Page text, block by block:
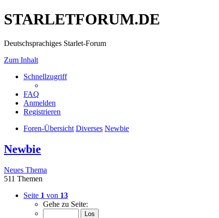
STARLETFORUM.DE
Deutschsprachiges Starlet-Forum
Zum Inhalt
Schnellzugriff
FAQ
Anmelden
Registrieren
Foren-Übersicht Diverses Newbie
Newbie
Neues Thema
511 Themen
Seite 1 von 13
Gehe zu Seite: